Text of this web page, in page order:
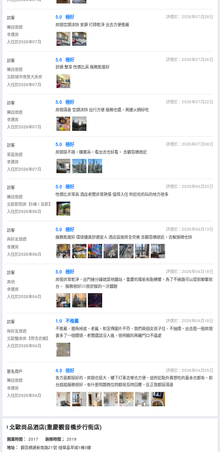
訪客
獨自旅遊
幸運房
入住於2026年07月
5.0 極好
評價於：2026年07月28日
房間空調涼快 安靜 打掃乾淨 出去方便推薦
訪客
獨自旅遊
北歐城市夜景大床房
入住於2026年07月
5.0 極好
評價於：2026年07月26日
舒適 整潔 性價比高 服務態度好
訪客
獨自旅遊
幸運房
入住於2026年07月
5.0 極好
評價於：2026年07月22日
房間滿意 空調涼快 出行方便 服務也還，周邊火鍋好吃
訪客
家庭旅遊
幸運房
入住於2026年07月
5.0 極好
評價於：2026年07月08日
房間挺不錯。樓層高。看出去也好看。 去觀音橋很近
訪客
獨自旅遊
北歐影院房【5棟丨投影】
入住於2026年06月
5.0 極好
評價於：2026年06月20日
性價比非常高 酒店老闆非常熱情 值得入住 附近吃的玩的地方很多
訪客
與好友旅遊
幸運房
入住於2026年06月
5.0 極好
評價於：2026年06月13日
服務態度好 環境優美舒適宜人 酒店設施齊全完善 去觀音橋很近。去解放碑也快
訪客
其他
幸運房
入住於2026年04月
5.0 極好
評價於：2026年04月18日
房間非常乾淨，出門幾分鐘就是地鐵站。重慶的導航有點轉暈，為了不繞路可以提前聯繫前
台。 服務很好👌🏻很舒服的一次體驗
訪客
與好友旅遊
北歐雙床房【帶洗衣機】
入住於2026年04月
1.0 不推薦
評價於：2026年04月18日
不推薦，牆角掉皮，老舊，和宣傳圖片不符，我們兩個女孩子住，不抽煙，出去逛一圈房間
裏多了一個煙頭，老闆還説沒人進，很明顯的再離門口不遠處
匿名用戶
獨自旅遊
幸運房
入住於2026年04月
4.5 很好
評價於：2026年04月05日
各方面都挺好的，房間也挺大，樓下打車去哪也方便，這附近點外賣想吃的基本也都有，前
台姐姐服務很好，有什麼問題微信問都很及時回覆，反正我都挺滿意
北歐尚品酒店(重慶觀音橋步行街店)
開業時間： 2017 装修時間； 2018
地址：
觀音橋建新南路21號-煌華晶萃城1棟3樓